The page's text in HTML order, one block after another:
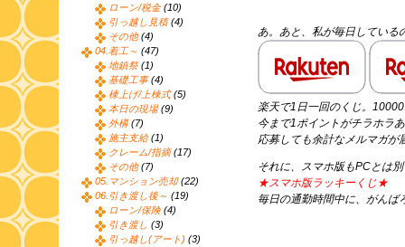
あ。あと、私が毎日している
楽天で1日一回のくじ。
今まで1ポイントがチラホラ
応募しても余計なメルマガが
それに、スマホ版もPCとは
★スマホ版ラッキーくじ★
毎日の通勤時間中に、がんば
ローン/税金(10)
引っ越し見積(4)
その他 (4)
04.着工～ (47)
地鎮祭 (1)
基礎工事(4)
棟上げ/上棟式(5)
本日の現場(9)
外構(7)
施主支給(1)
クレーム/指摘(17)
その他 (7)
05.マンション売却(22)
06.引き渡し後～ (19)
ローン/保険(4)
引き渡し (3)
引っ越し(アート) (3)